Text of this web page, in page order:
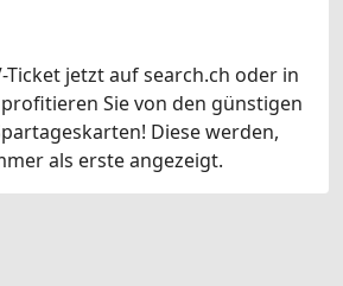
Ticket jetzt auf search.ch oder in
Sie von den günstigen
Diese werden,
als erste angezeigt.